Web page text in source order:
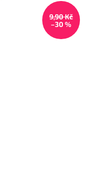
9,90 Kč
–30 %